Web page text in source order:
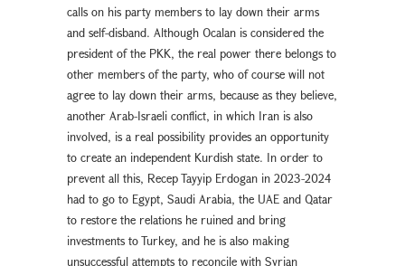
calls on his party members to lay down their arms
and self-disband. Although Ocalan is considered the
president of the PKK, the real power there belongs to
other members of the party, who of course will not
agree to lay down their arms, because as they believe,
another Arab-Israeli conflict, in which Iran is also
involved, is a real possibility provides an opportunity
to create an independent Kurdish state. In order to
prevent all this, Recep Tayyip Erdogan in 2023-2024
had to go to Egypt, Saudi Arabia, the UAE and Qatar
to restore the relations he ruined and bring
investments to Turkey, and he is also making
unsuccessful attempts to reconcile with Syrian